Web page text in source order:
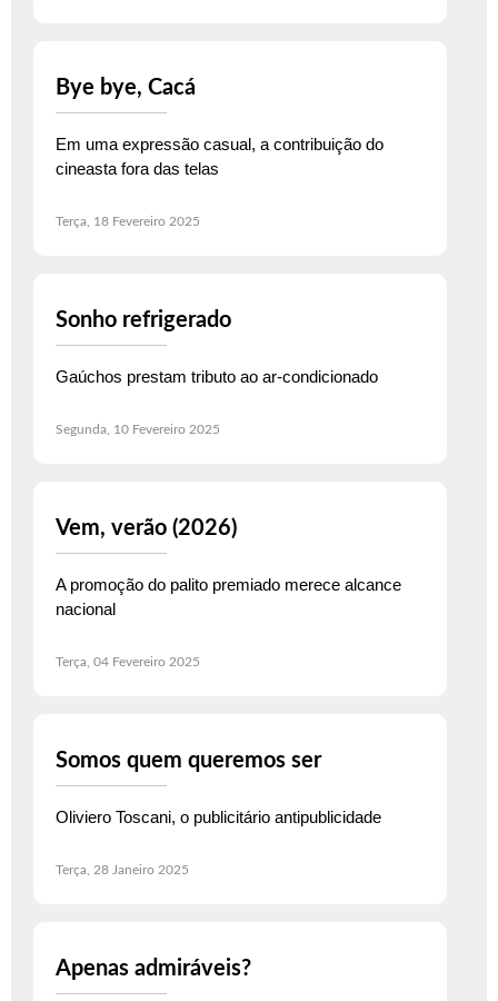
Bye bye, Cacá
Em uma expressão casual, a contribuição do
cineasta fora das telas
Terça, 18 Fevereiro 2025
Sonho refrigerado
Gaúchos prestam tributo ao ar-condicionado
Segunda, 10 Fevereiro 2025
Vem, verão (2026)
A promoção do palito premiado merece alcance
nacional
Terça, 04 Fevereiro 2025
Somos quem queremos ser
Oliviero Toscani, o publicitário antipublicidade
Terça, 28 Janeiro 2025
Apenas admiráveis?